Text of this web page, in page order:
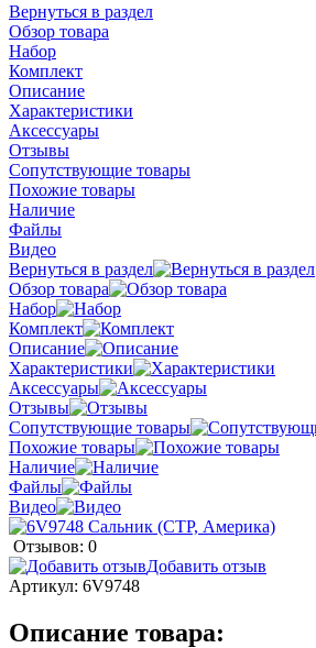
Вернуться в раздел
Обзор товара
Набор
Комплект
Описание
Характеристики
Аксессуары
Отзывы
Сопутствующие товары
Похожие товары
Наличие
Файлы
Видео
Вернуться в раздел
Обзор товара
Набор
Комплект
Описание
Характеристики
Аксессуары
Отзывы
Сопутствующие товары
Похожие товары
Наличие
Файлы
Видео
Отзывов: 0
Добавить отзыв
Артикул: 6V9748
Описание товара: